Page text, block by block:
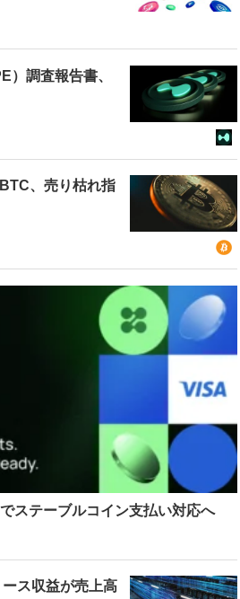
）調査報告書、
、売り枯れ指
ステーブルコイン支払い対応へ
ス収益が売上高